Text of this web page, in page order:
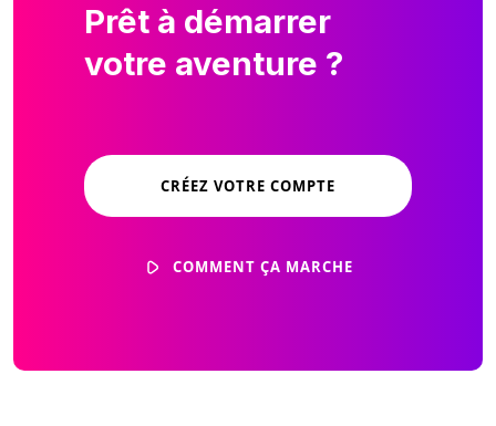
Prêt à démarrer
votre aventure ?
CRÉEZ VOTRE COMPTE
COMMENT ÇA MARCHE